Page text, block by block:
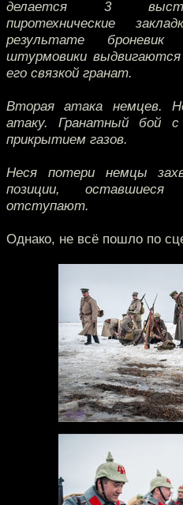
делается 3
пиротехнические
результате броневик
штурмовики
его связкой гранат.
Вторая атака немцев.
атаку. Гранатный бой
прикрытием газов.
Неся потери немцы
позиции,
отступают.
Однако, не всё пошло по